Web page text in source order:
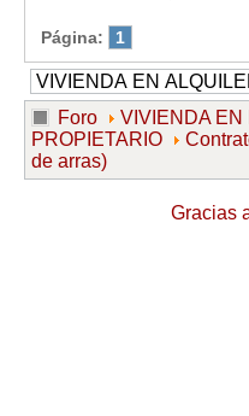
Página: 1
Foro VIVIENDA EN
PROPIETARIO
de arras)
Gracias